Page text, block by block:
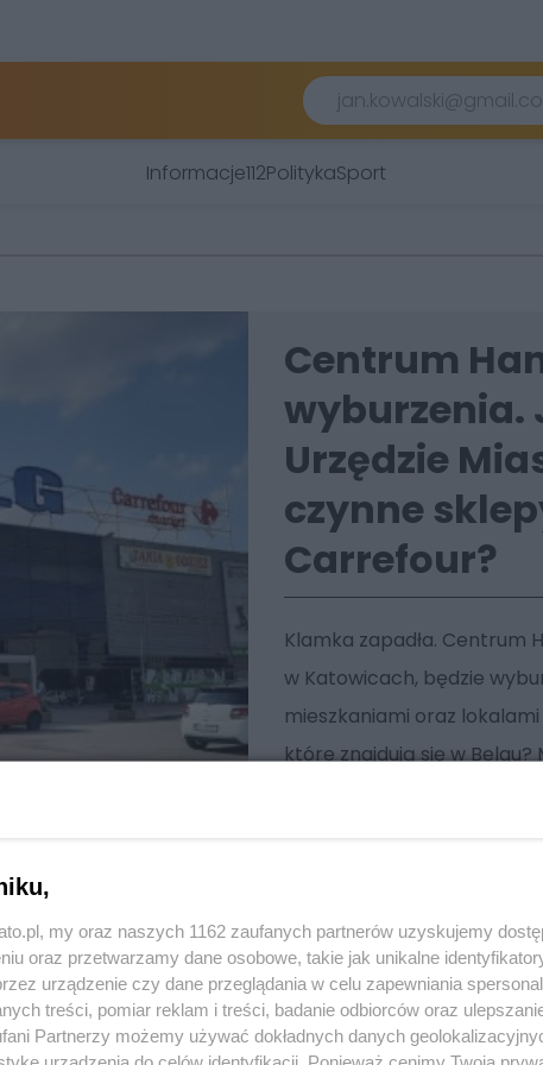
Informacje112PolitykaSport
Centrum
wyburzenia.
Urzędzie
czynne
Carrefour?
Klamka zapadła. Centrum
w Katowicach, będzie
mieszkaniami oraz lokalami
które znajdują się w
my oraz naszych 1162 zaufanych partnerów uzyskujemy
oraz przetwarzamy dane osobowe, takie jak unikalne
urządzenie czy dane przeglądania w celu zapewniania
treści, pomiar reklam i treści, badanie odbiorców oraz
Partnerzy możemy używać dokładnych danych